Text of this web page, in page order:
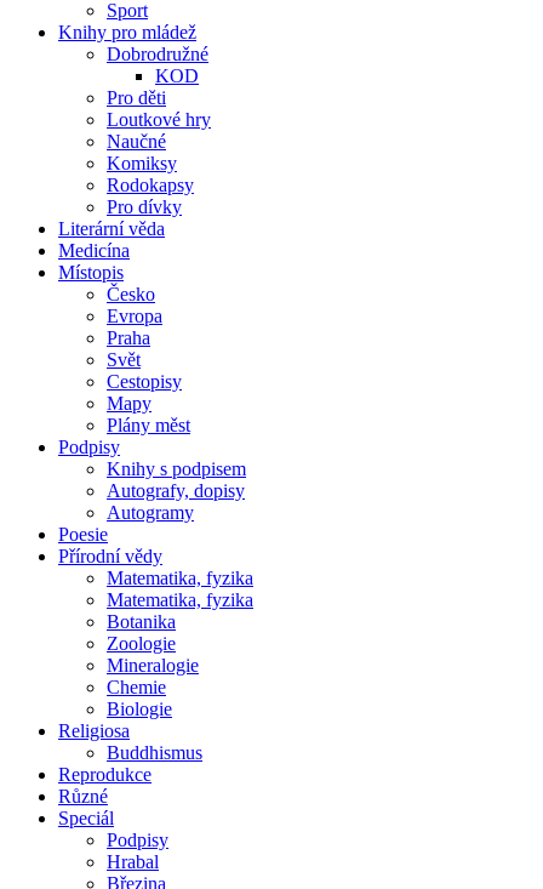
Sport
Knihy pro mládež
Dobrodružné
KOD
Pro děti
Loutkové hry
Naučné
Komiksy
Rodokapsy
Pro dívky
Literární věda
Medicína
Místopis
Česko
Evropa
Praha
Svět
Cestopisy
Mapy
Plány měst
Podpisy
Knihy s podpisem
Autografy, dopisy
Autogramy
Poesie
Přírodní vědy
Matematika, fyzika
Matematika, fyzika
Botanika
Zoologie
Mineralogie
Chemie
Biologie
Religiosa
Buddhismus
Reprodukce
Různé
Speciál
Podpisy
Hrabal
Březina